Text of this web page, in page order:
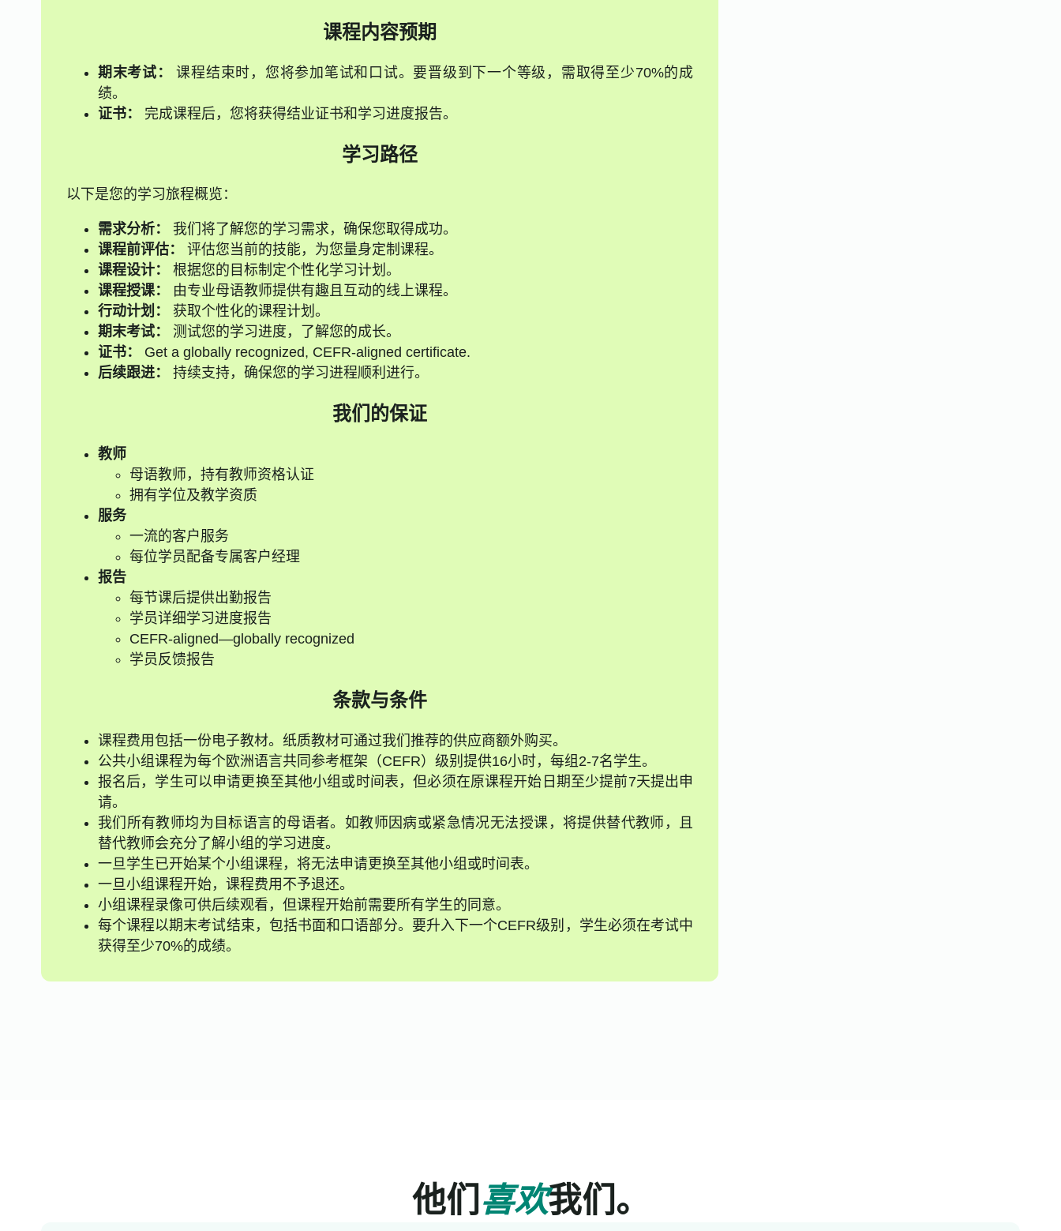
课程内容预期
期末考试：
课程结束时，您将参加笔试和口试。要晋级到下一个等级，需取得至少70%的成
绩。
证书：
完成课程后，您将获得结业证书和学习进度报告。
学习路径
以下是您的学习旅程概览：
需求分析：
我们将了解您的学习需求，确保您取得成功。
课程前评估：
评估您当前的技能，为您量身定制课程。
课程设计：
根据您的目标制定个性化学习计划。
课程授课：
由专业母语教师提供有趣且互动的线上课程。
行动计划：
获取个性化的课程计划。
期末考试：
测试您的学习进度，了解您的成长。
证书：
Get a globally recognized, CEFR-aligned certificate.
后续跟进：
持续支持，确保您的学习进程顺利进行。
我们的保证
教师
母语教师，持有教师资格认证
拥有学位及教学资质
服务
一流的客户服务
每位学员配备专属客户经理
报告
每节课后提供出勤报告
学员详细学习进度报告
CEFR-aligned—globally recognized
学员反馈报告
条款与条件
课程费用包括一份电子教材。纸质教材可通过我们推荐的供应商额外购买。
公共小组课程为每个欧洲语言共同参考框架（CEFR）级别提供16小时，每组2-7名学生。
报名后，学生可以申请更换至其他小组或时间表，但必须在原课程开始日期至少提前7天提出申
请。
我们所有教师均为目标语言的母语者。如教师因病或紧急情况无法授课，将提供替代教师，且
替代教师会充分了解小组的学习进度。
一旦学生已开始某个小组课程，将无法申请更换至其他小组或时间表。
一旦小组课程开始，课程费用不予退还。
小组课程录像可供后续观看，但课程开始前需要所有学生的同意。
每个课程以期末考试结束，包括书面和口语部分。要升入下一个CEFR级别，学生必须在考试中
获得至少70%的成绩。
他们 喜欢我们。